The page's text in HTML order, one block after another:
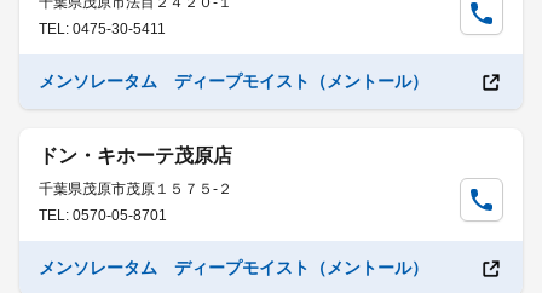
TEL: 0475-30-5411
メンソレータム ディープモイスト（メントール）
ドン・キホーテ茂原店
千葉県茂原市茂原１５７５-２
TEL: 0570-05-8701
メンソレータム ディープモイスト（メントール）